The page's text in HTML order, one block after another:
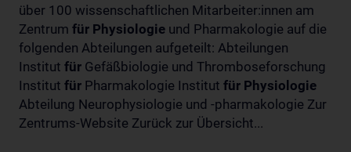
über 100 wissenschaftlichen Mitarbeiter:innen am
Zentrum für Physiologie und Pharmakologie auf die
folgenden Abteilungen aufgeteilt: Abteilungen
Institut für Gefäßbiologie und Thromboseforschung
Institut für Pharmakologie Institut für Physiologie
Abteilung Neurophysiologie und -pharmakologie Zur
Zentrums-Website Zurück zur Übersicht...